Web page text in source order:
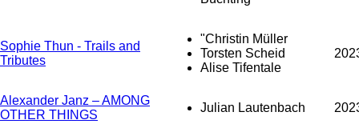
Sophie Thun - Trails and
Tributes
"Christin Müller
Torsten Scheid
Alise Tifentale
Alexander Janz – AMONG
OTHER THINGS
Julian Lautenbach